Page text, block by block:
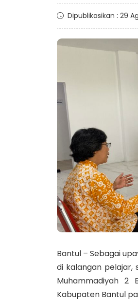
Dipublikasikan : 29
Bantul – Sebagai
di kalangan pelajar,
Muhammadiyah 2
Kabupaten Bantul